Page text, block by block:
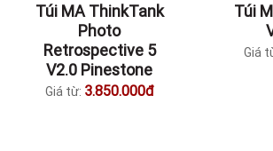
Túi MA ThinkTank
Photo
Retrospective 5
V2.0 Pinestone
Giá từ: 3.850.000đ
Túi
Giá